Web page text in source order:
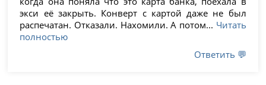
экси её закрыть. Конверт с картой даже не был
распечатан. Отказали. Нахомили. А потом... Читать
полностью
Ответить 💬